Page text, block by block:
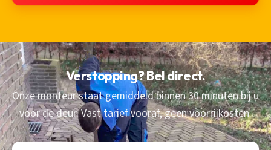
Verstopping? Bel direct.
Onze monteur staat gemiddeld binnen 30 minuten bij u
voor de deur. Vast tarief vooraf, geen voorrijkosten.